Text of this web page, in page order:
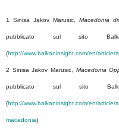
1 Sinisa Jakov Marusic, Macedonia
pubblicato sul sito
(http://www.balkaninsight.com/en/
2 Sinisa Jakov Marusic, Macedonia
pubblicato sul sito
(http://www.balkaninsight.com/en/article/
macedonia)